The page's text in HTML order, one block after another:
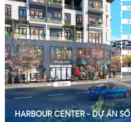
HARBOUR CENTER - DỰ ÁN SỐ 3 LÊ LAI TRUNG TÂM PHỐ CỔ HẢI PHÒNG